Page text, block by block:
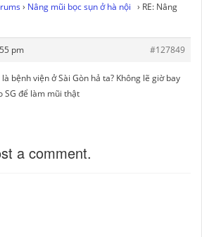
› Nâng mũi bọc sụn ở hà nội › RE: Nâng
pm
#127849
là bệnh viện ở Sài Gòn hả ta? Không lẽ giờ bay
SG để làm mũi thật
a comment.